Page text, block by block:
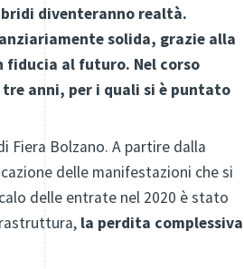
diventeranno realtà.
solida, grazie alla
fiducia al futuro. Nel corso
anni, per i quali si è puntato
Fiera Bolzano. A partire dalla
delle manifestazioni che si
delle entrate nel 2020 è stato
la perdita complessiva